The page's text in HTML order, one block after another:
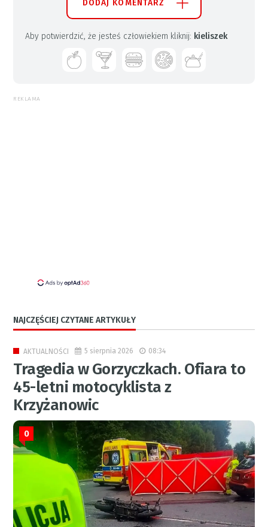
DODAJ KOMENTARZ
Aby potwierdzić, że jesteś człowiekiem kliknij: kieliszek
REKLAMA
NAJCZĘŚCIEJ CZYTANE ARTYKUŁY
AKTUALNOŚCI 5 sierpnia 2026 08:34
Tragedia w Gorzyczkach. Ofiara to
45-letni motocyklista z
Krzyżanowic
0